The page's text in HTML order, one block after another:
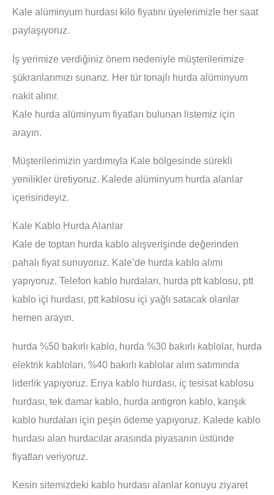
Kale alüminyum hurdası kilo fiyatını üyelerimizle her saat
paylaşıyoruz.
İş yerimize verdiğiniz önem nedeniyle müşterilerimize
şükranlarımızı sunarız. Her tür tonajlı hurda alüminyum
nakit alınır.
Kale hurda alüminyum fiyatları bulunan listemiz için
arayın.
Müşterilerimizin yardımıyla Kale bölgesinde sürekli
yenilikler üretiyoruz. Kalede alüminyum hurda alanlar
içerisindeyiz.
Kale Kablo Hurda Alanlar
Kale de toptan hurda kablo alışverişinde değerinden
pahalı fiyat sunuyoruz. Kale’de hurda kablo alımı
yapıyoruz. Telefon kablo hurdaları, hurda ptt kablosu, ptt
kablo içi hurdası, ptt kablosu içi yağlı satacak olanlar
hemen arayın.
hurda %50 bakırlı kablo, hurda %30 bakırlı kablolar, hurda
elektrik kabloları, %40 bakırlı kablolar alım satımında
liderlik yapıyoruz. Enya kablo hurdası, iç tesisat kablosu
hurdası, tek damar kablo, hurda antigron kablo, karışık
kablo hurdaları için peşin ödeme yapıyoruz. Kalede kablo
hurdası alan hurdacılar arasında piyasanın üstünde
fiyatları veriyoruz.
Kesin sitemizdeki kablo hurdası alanlar konuyu ziyaret